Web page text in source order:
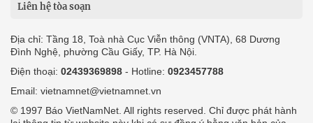
Liên hệ tòa soạn
Địa chỉ: Tầng 18, Toà nhà Cục Viễn thông (VNTA), 68 Dương
Đình Nghệ, phường Cầu Giấy, TP. Hà Nội.
Điện thoại: 02439369898 - Hotline: 0923457788
Email: vietnamnet@vietnamnet.vn
© 1997 Báo VietNamNet. All rights reserved. Chỉ được phát hành